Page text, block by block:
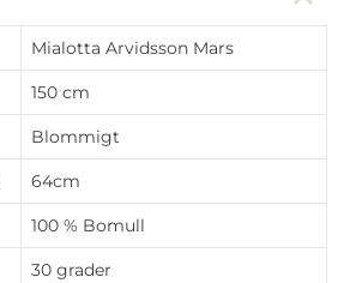
Mialotta Arvidsson Mars
150 cm
Blommigt
64cm
100 % Bomull
30 grader